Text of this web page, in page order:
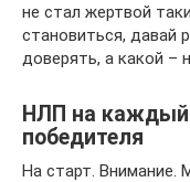
не стал жертвой
становиться, давай
доверять, а какой –
НЛП на каждый
победителя
На старт. Внимание.